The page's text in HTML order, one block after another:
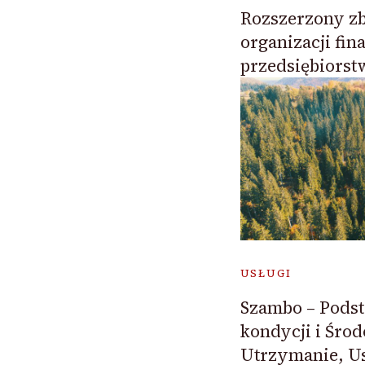
Rozszerzony
organizacji
USŁUGI
Szambo –
kondycji i
Utrzymanie,